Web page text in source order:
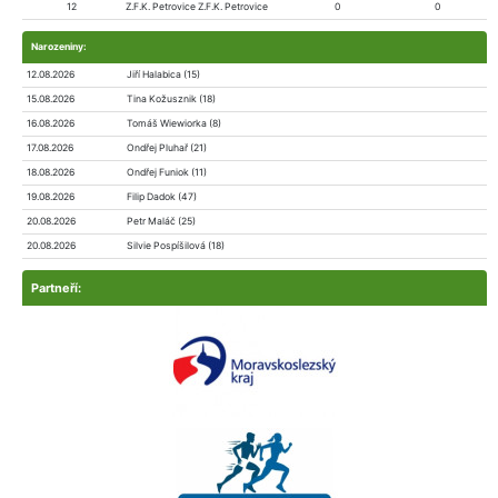
12 Z.F.K. Petrovice Z.F.K. Petrovice 0 0
Narozeniny:
12.08.2026 Jiří Halabica (15)
15.08.2026 Tina Kožusznik (18)
16.08.2026 Tomáš Wiewiorka (8)
17.08.2026 Ondřej Pluhař (21)
18.08.2026 Ondřej Funiok (11)
19.08.2026 Filip Dadok (47)
20.08.2026 Petr Maláč (25)
20.08.2026 Silvie Pospíšilová (18)
Partneří: